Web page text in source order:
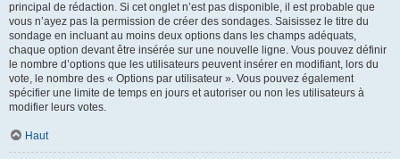
principal de rédaction. Si cet onglet n’est pas disponible, il est probable que
vous n’ayez pas la permission de créer des sondages. Saisissez le titre du
sondage en incluant au moins deux options dans les champs adéquats,
chaque option devant être insérée sur une nouvelle ligne. Vous pouvez définir
le nombre d’options que les utilisateurs peuvent insérer en modifiant, lors du
vote, le nombre des « Options par utilisateur ». Vous pouvez également
spécifier une limite de temps en jours et autoriser ou non les utilisateurs à
modifier leurs votes.
Haut